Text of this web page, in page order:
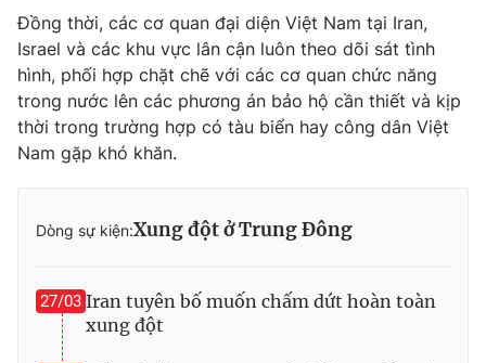
Đồng thời, các cơ quan đại diện Việt Nam tại Iran,
Israel và các khu vực lân cận luôn theo dõi sát tình
hình, phối hợp chặt chẽ với các cơ quan chức năng
trong nước lên các phương án bảo hộ cần thiết và kịp
thời trong trường hợp có tàu biển hay công dân Việt
Nam gặp khó khăn.
Dòng sự kiện:Xung đột ở Trung Đông
27/03 Iran tuyên bố muốn chấm dứt hoàn toàn
xung đột